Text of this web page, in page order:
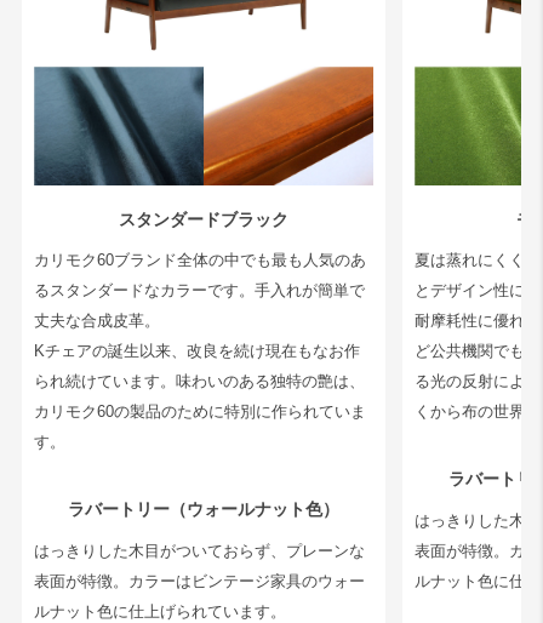
スタンダードブラック
カリモク60ブランド全体の中でも最も人気のあ
るスタンダードなカラーです。手入れが簡単で
丈夫な合成皮革。
Kチェアの誕生以来、改良を続け現在もなお作
られ続けています。味わいのある独特の艶は、
カリモク60の製品のために特別に作られていま
す。
ラバートリー（ウォールナット色）
はっきりした木目がついておらず、プレーンな
表面が特徴。カラーはビンテージ家具のウォー
ルナット色に仕上げられています。
モ
夏は蒸れにくく
とデザイン性に
耐摩耗性に優れ
ど公共機関でも
る光の反射によ
くから布の世界
ラバートリ
はっきりした木
表面が特徴。カ
ルナット色に仕